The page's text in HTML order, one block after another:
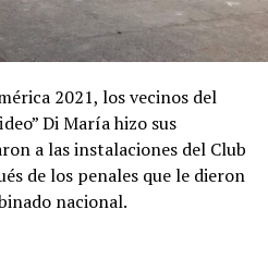
José inició la búsqueda de su
desconocía que no era hijo
que sus hermanos de crianza
se lo dijeron y le
2021, los vecinos del
Di María hizo sus
a las instalaciones del Club
de los penales que le dieron
nacional.